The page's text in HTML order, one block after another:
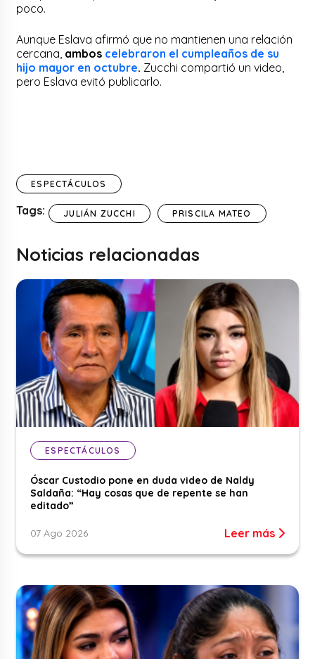
poco.
Aunque Eslava afirmó que no mantienen una relación
cercana, ambos celebraron el cumpleaños de su
hijo mayor en octubre. Zucchi compartió un video,
pero Eslava evitó publicarlo.
ESPECTÁCULOS
Tags: JULIÁN ZUCCHI PRISCILA MATEO
Noticias relacionadas
ESPECTÁCULOS
Óscar Custodio pone en duda video de Naldy
Saldaña: “Hay cosas que de repente se han
editado”
07 Ago 2026 Leer más